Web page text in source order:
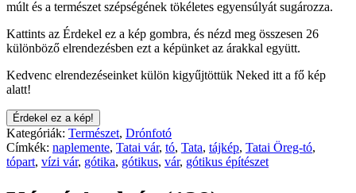
múlt és a természet szépségének tökéletes egyensúlyát sugározza.
Kattints az Érdekel ez a kép gombra, és nézd meg összesen 26
különböző elrendezésben ezt a képünket az árakkal együtt.
Kedvenc elrendezéseinket külön kigyűjtöttük Neked itt a fő kép
alatt!
Érdekel ez a kép!
Kategóriák: Természet, Drónfotó
Címkék: naplemente, Tatai vár, tó, Tata, tájkép, Tatai Öreg-tó,
tópart, vízi vár, gótika, gótikus, vár, gótikus építészet